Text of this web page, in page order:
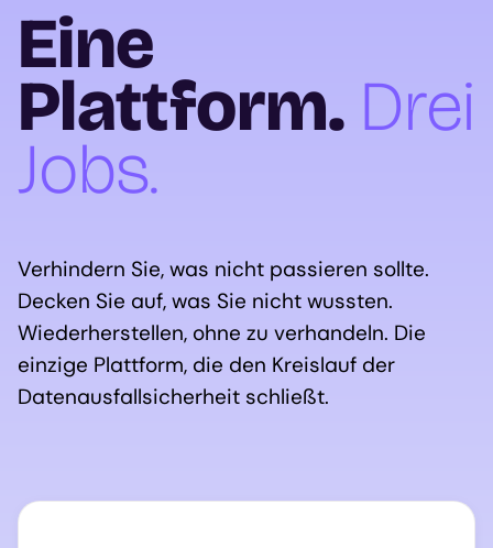
Eine
Plattform. Drei
Jobs.
Verhindern Sie, was nicht passieren sollte.
Decken Sie auf, was Sie nicht wussten.
Wiederherstellen, ohne zu verhandeln. Die
einzige Plattform, die den Kreislauf der
Datenausfallsicherheit schließt.